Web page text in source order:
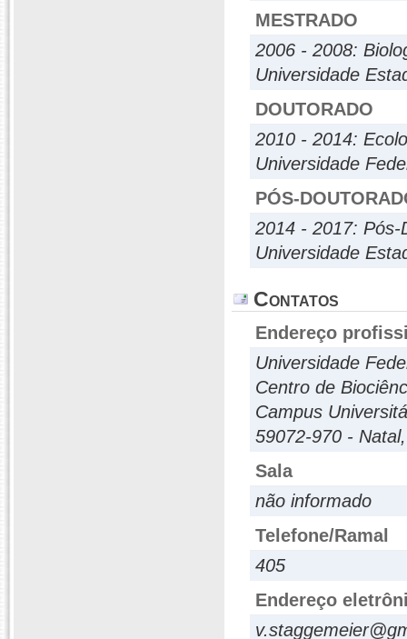
MESTRADO
2006 - 2008:
Universidade
DOUTORADO
2010 - 2014:
Universidade
PÓS-
2014 - 2017: Pós-
Universidade
Contatos
Endereço
Universidade
Centro de
Campus
59072-970 -
Sala
não informado
Telefone/Ramal
405
Endereço